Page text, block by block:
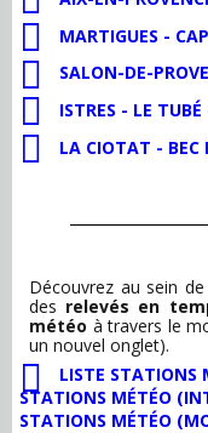
MARTIGUES -
SALON-DE-
ISTRES - LE TUBÉ
LA CIOTAT - BEC
Découvrez au sein
des relevés en
météo à travers le
un nouvel onglet).
LISTE STATIONS
STATIONS MÉTÉO
STATIONS MÉTÉO